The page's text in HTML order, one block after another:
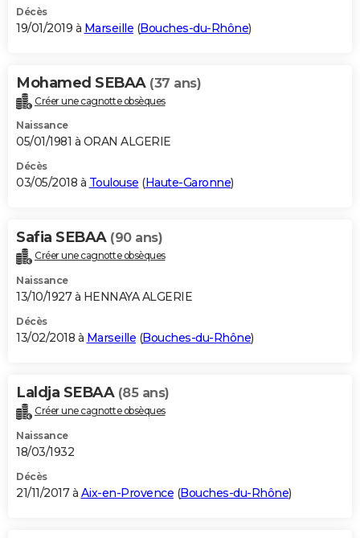
Décès
19/01/2019 à Marseille (Bouches-du-Rhône)
Mohamed SEBAA (37 ans)
Créer une cagnotte obsèques
Naissance
05/01/1981 à ORAN ALGERIE
Décès
03/05/2018 à Toulouse (Haute-Garonne)
Safia SEBAA (90 ans)
Créer une cagnotte obsèques
Naissance
13/10/1927 à HENNAYA ALGERIE
Décès
13/02/2018 à Marseille (Bouches-du-Rhône)
Laldja SEBAA (85 ans)
Créer une cagnotte obsèques
Naissance
18/03/1932
Décès
21/11/2017 à Aix-en-Provence (Bouches-du-Rhône)